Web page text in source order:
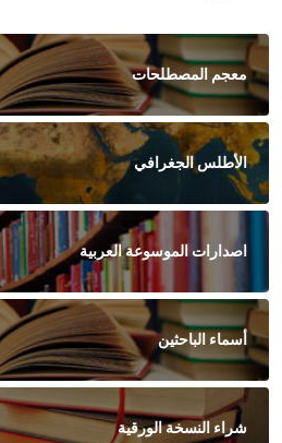
معجم المصطلحات
الأطلس الجغرافي
اصدارات الموسوعة العربية
أسماء الباحثين
شراء النسخة الورقية